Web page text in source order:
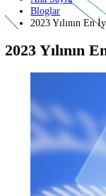
Ana Sayfa
Bloglar
2023 Yılının
2023